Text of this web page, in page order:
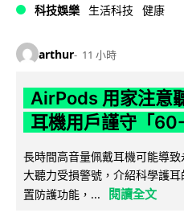
科技娛樂 生活科技 健康
arthur 11 小時
AirPods 用家注意
耳機用戶謹守「
長時間高音量佩戴耳機可能導
大聽力受損警號，介紹科學護
置防護功能，...
閱讀全文